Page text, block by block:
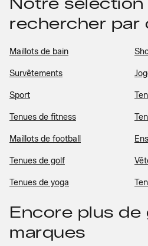
rechercher par
Maillots de bain
Survêtements
Sport
Tenues de fitness
Maillots de football
Tenues de golf
Tenues de yoga
Encore plus de
marques